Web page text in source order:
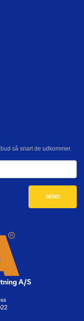
så snart de udkommer.